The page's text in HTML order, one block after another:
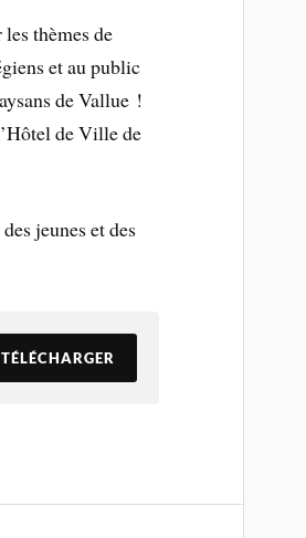
thèmes de
et au public
de Vallue !
de Ville de
jeunes et des
TÉLÉCHARGER